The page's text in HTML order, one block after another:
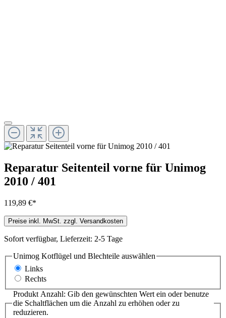
Reparatur Seitenteil vorne für Unimog
2010 / 401
119,89 €*
Preise inkl. MwSt. zzgl. Versandkosten
Sofort verfügbar, Lieferzeit: 2-5 Tage
Unimog Kotflügel und Blechteile auswählen
Links
Rechts
Produkt Anzahl: Gib den gewünschten Wert ein oder benutze
die Schaltflächen um die Anzahl zu erhöhen oder zu
reduzieren.